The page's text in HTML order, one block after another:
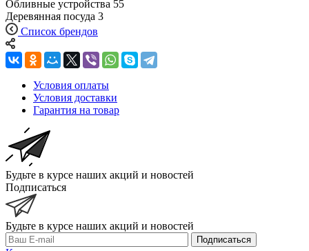
Обливные устройства 55
Деревянная посуда 3
Список брендов
Условия оплаты
Условия доставки
Гарантия на товар
Будьте в курсе наших акций и новостей
Подписаться
Будьте в курсе наших акций и новостей
Подписаться